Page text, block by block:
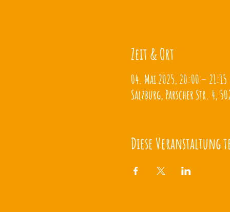
Zeit & Ort
04. Mai 2025, 20:00 – 21:15
Salzburg, Parscher Str. 4,
Diese Veranstaltung